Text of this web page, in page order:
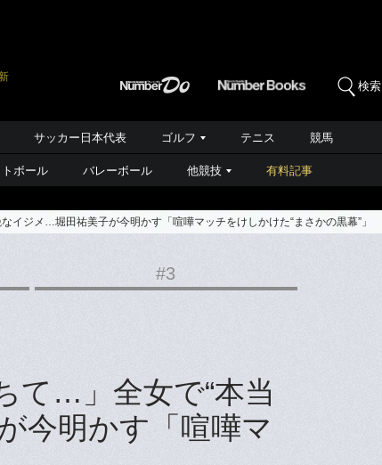
検索
サッカー日本代表 ゴルフ テニス 競馬
ボール バレーボール 他競技 有料記事
イジメ…堀田祐美子が今明かす「喧嘩マッチをけしかけた“まさかの黒幕”」
#3
て…」全女で“本当
今明かす「喧嘩マ